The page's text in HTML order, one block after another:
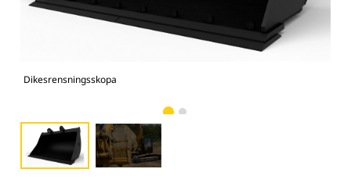
Dikesrensningsskopa